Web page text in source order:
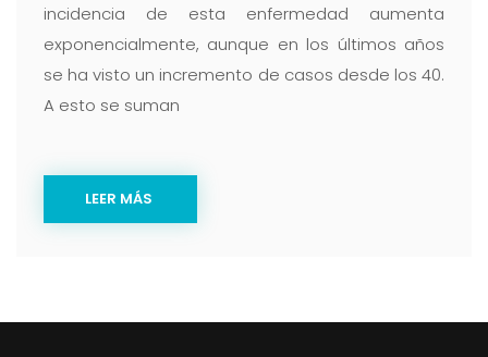
incidencia de esta enfermedad aumenta
exponencialmente, aunque en los últimos años
se ha visto un incremento de casos desde los 40.
A esto se suman
LEER MÁS